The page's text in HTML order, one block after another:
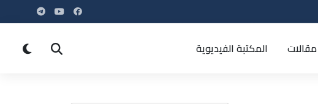
مقالات المكتبة الفيديوية